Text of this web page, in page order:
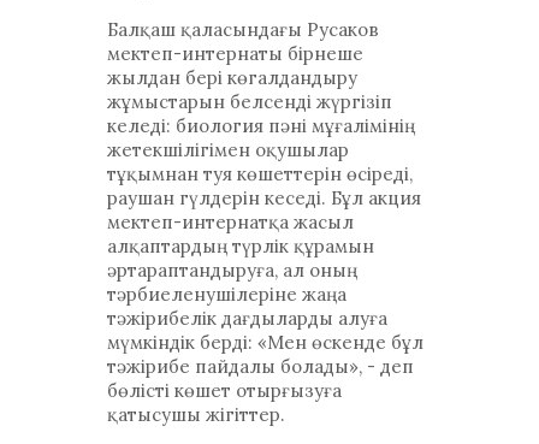
Балқаш қаласындағы Русаков
мектеп-интернаты бірнеше
жылдан бері көгалдандыру
жұмыстарын белсенді жүргізіп
келеді: биология пәні мұғалімінің
жетекшілігімен оқушылар
тұқымнан туя көшеттерін өсіреді,
раушан гүлдерін кеседі. Бұл акция
мектеп-интернатқа жасыл
алқаптардың түрлік құрамын
әртараптандыруға, ал оның
тәрбиеленушілеріне жаңа
тәжірибелік дағдыларды алуға
мүмкіндік берді: «Мен өскенде бұл
тәжірибе пайдалы болады», - деп
бөлісті көшет отырғызуға
қатысушы жігіттер.